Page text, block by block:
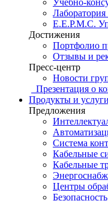
Лаборатория
E.E.P.M.C.
Достижения
Портфолио
Отзывы и
Пресс-центр
Новости
Презентация о
Продукты и услуги
Предложения
Система
Кабельные
Кабельные
Центры
Безопасность